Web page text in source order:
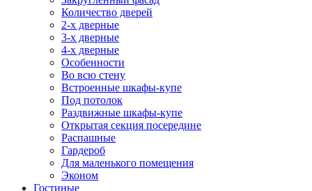
Количество дверей
2-х дверные
3-х дверные
4-х дверные
Особенности
Во всю стену
Встроенные шкафы-купе
Под потолок
Раздвижные шкафы-купе
Открытая секция посередине
Распашные
Гардероб
Для маленького помещения
Эконом
Гостиные